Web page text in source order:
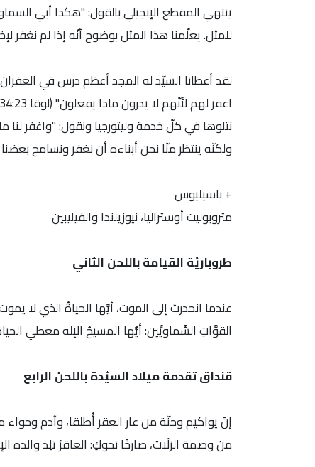
ينتهي المقطع الإنجيلي بالقول: "هكذا أبي
للمثل. يعلّمنا هذا المثل بوضوح أنّه إذا لم نغفر
لقد أعطانا السيّد له المجد أعظم درس في
نتلوها في كلّ خدمة وليتورجيا ونقول: "واغفر لنا
ولكنّه ينتظر منّا نحن أبناءه أن نغفر ونسامح
+ باسيليوس
متروبوليت أوستراليا، نيوزيلندا والفيليبين
طروباريّة القيامة باللحن الثاني
عندما انحدرتَ إلى الموت، أيُّها الحياةُ الذي لا
القوَّاتِ السَّماويِّين: أيُّها المسيحُ الإله معطي
قنداق تقدمة ميلاد السيّدة باللحن الرابع
إنّ يواكيم وحنّة من عار العقر أُطلقا، وآدم
من وصمة الزلّات، صارخًا نحوكِ: العاقرُ تلِد والدة